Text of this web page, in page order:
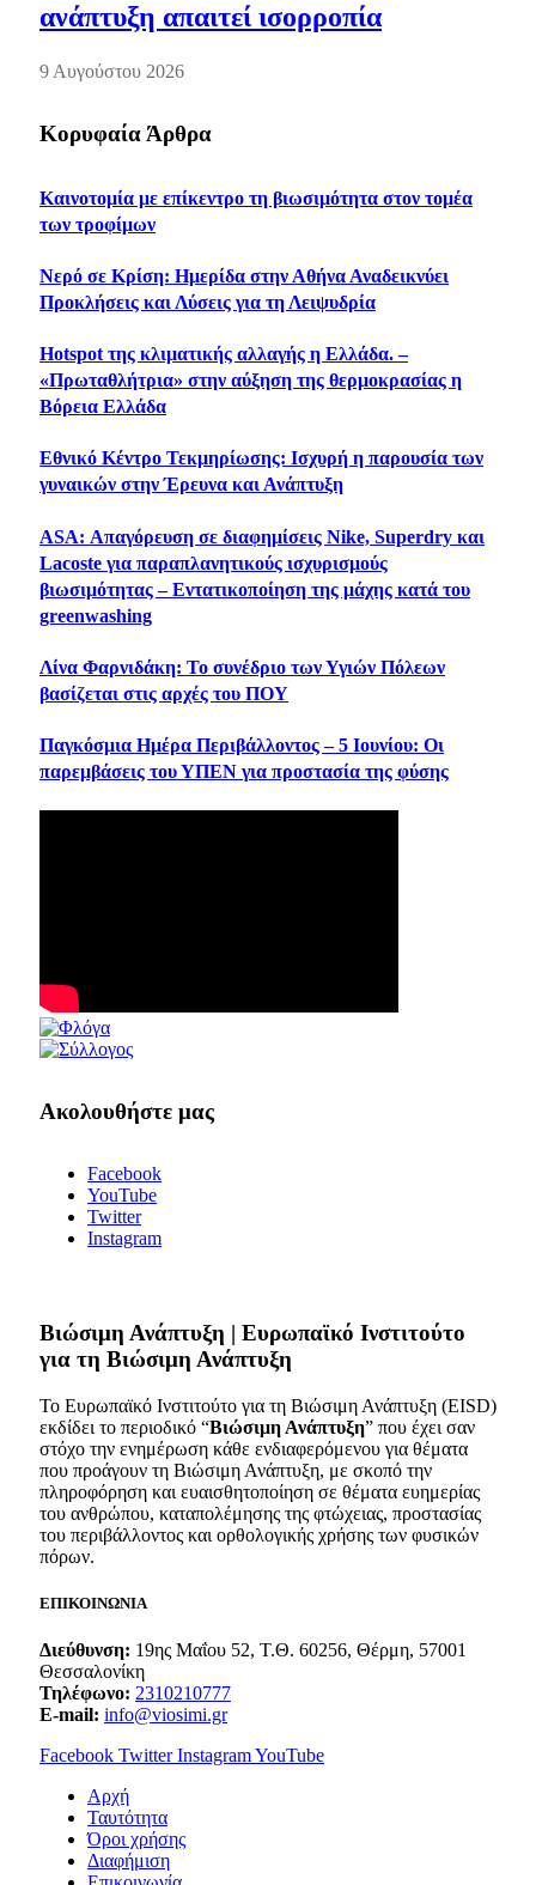
ανάπτυξη απαιτεί ισορροπία
9 Αυγούστου 2026
Κορυφαία Άρθρα
Καινοτομία με επίκεντρο τη βιωσιμότητα στον τομέα
των τροφίμων
Νερό σε Κρίση: Ημερίδα στην Αθήνα Αναδεικνύει
Προκλήσεις και Λύσεις για τη Λειψυδρία
Ηotspot της κλιματικής αλλαγής η Ελλάδα. –
«Πρωταθλήτρια» στην αύξηση της θερμοκρασίας η
Βόρεια Ελλάδα
Εθνικό Κέντρο Τεκμηρίωσης: Ισχυρή η παρουσία των
γυναικών στην Έρευνα και Ανάπτυξη
ASA: Απαγόρευση σε διαφημίσεις Nike, Superdry και
Lacoste για παραπλανητικούς ισχυρισμούς
βιωσιμότητας – Εντατικοποίηση της μάχης κατά του
greenwashing
Λίνα Φαρνιδάκη: Το συνέδριο των Υγιών Πόλεων
βασίζεται στις αρχές του ΠΟΥ
Παγκόσμια Ημέρα Περιβάλλοντος – 5 Ιουνίου: Οι
παρεμβάσεις του ΥΠΕΝ για προστασία της φύσης
Ακολουθήστε μας
Facebook
YouTube
Twitter
Instagram
Bιώσιμη Ανάπτυξη | Ευρωπαϊκό Ινστιτούτο
για τη Βιώσιμη Ανάπτυξη
Το Ευρωπαϊκό Ινστιτούτο για τη Βιώσιμη Ανάπτυξη (EISD)
εκδίδει το περιοδικό “Βιώσιμη Ανάπτυξη” που έχει σαν
στόχο την ενημέρωση κάθε ενδιαφερόμενου για θέματα
που προάγουν τη Βιώσιμη Ανάπτυξη, με σκοπό την
πληροφόρηση και ευαισθητοποίηση σε θέματα ευημερίας
του ανθρώπου, καταπολέμησης της φτώχειας, προστασίας
του περιβάλλοντος και ορθολογικής χρήσης των φυσικών
πόρων.
ΕΠΙΚΟΙΝΩΝΙΑ
Διεύθυνση: 19ης Μαΐου 52, Τ.Θ. 60256, Θέρμη, 57001
Θεσσαλονίκη
Τηλέφωνο: 2310210777
E-mail: info@viosimi.gr
Facebook Twitter InstagramYouTube
Aρχή
Ταυτότητα
Όροι χρήσης
Διαφήμιση